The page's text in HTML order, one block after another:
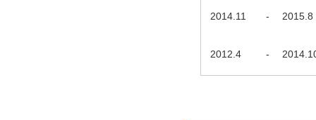
2014.11 - 2015.8
2012.4 -